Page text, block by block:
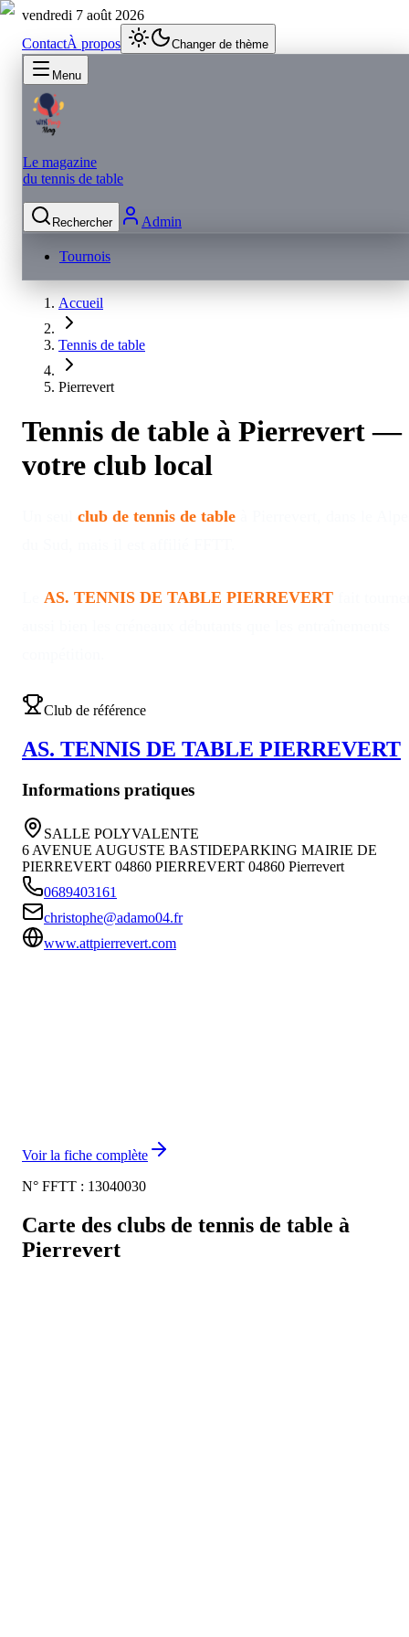
vendredi 7 août 2026
ContactÀ propos Changer de thème
Menu
Le magazine
du tennis de table
Rechercher Admin
Tournois
Accueil
Tennis de table
Pierrevert
Tennis de table à Pierrevert—
votre club local
club de tennis de table
AS. TENNIS DE TABLE PIERREVERT
Club de référence
AS. TENNIS DE TABLE PIERREVERT
Informations pratiques
SALLE POLYVALENTE
6 AVENUE AUGUSTE BASTIDEPARKING MAIRIE DE
PIERREVERT 04860 PIERREVERT 04860 Pierrevert
0689403161
christophe@adamo04.fr
www.attpierrevert.com
Voir la fiche complète
N° FFTT : 13040030
Carte des clubs de tennis de table à
Pierrevert